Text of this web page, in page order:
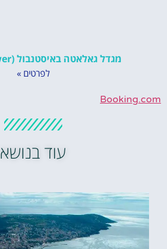
מגדל גאלאטה באיסטנבול (Galata Tower)
לפרטים »
Booking.com
עוד בנושא